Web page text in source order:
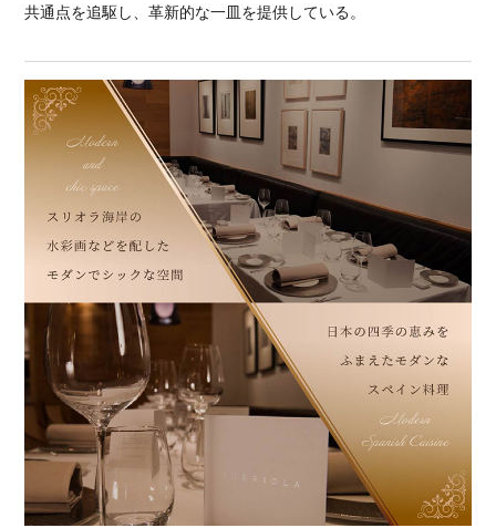
共通点を追駆し、革新的な一皿を提供している。